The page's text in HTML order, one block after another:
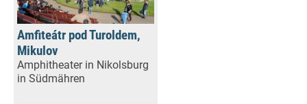
Amfiteátr pod Turoldem,
Mikulov
Amphitheater in Nikolsburg
in Südmähren